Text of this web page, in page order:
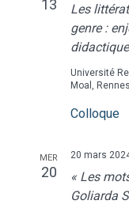
13
Les
genre :
Université
Moal, Rennes
Colloque
MER
20
20 mars
« Les
Goliarda